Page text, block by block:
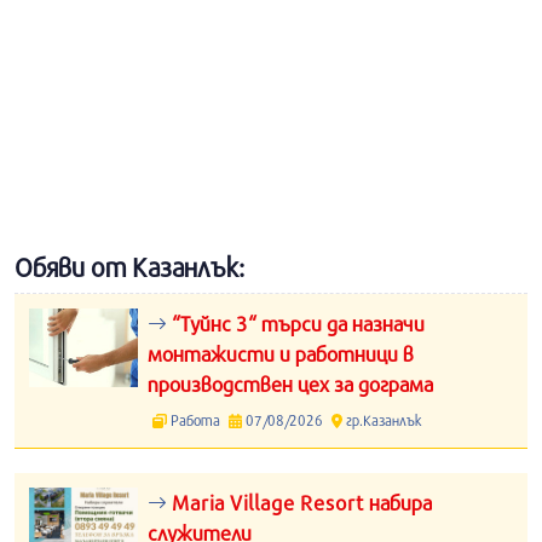
Обяви от Казанлък:
“Туйнс 3“ търси да назначи
монтажисти и работници в
производствен цех за дограма
Работа 07/08/2026 гр.Казанлък
Maria Village Resort набира
служители